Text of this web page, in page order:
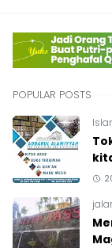
POPULAR POSTS